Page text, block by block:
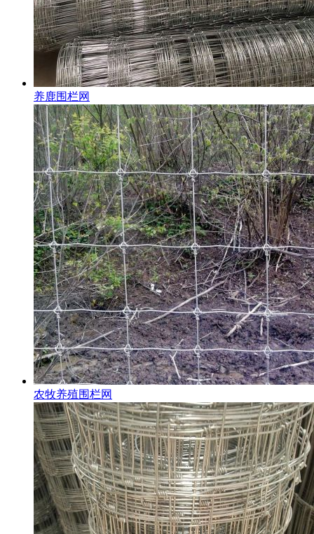
养鹿围栏网
农牧养殖围栏网